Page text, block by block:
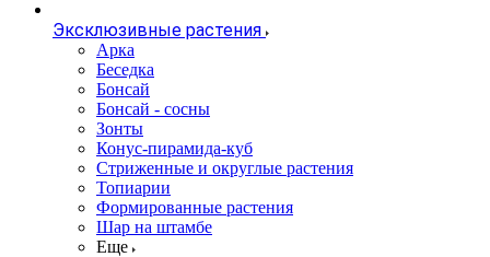
Эксклюзивные растения
Арка
Беседка
Бонсай
Бонсай - сосны
Зонты
Конус-пирамида-куб
Стриженные и округлые растения
Топиарии
Формированные растения
Шар на штамбе
Еще